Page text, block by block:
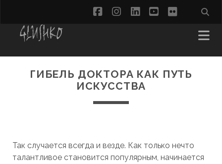
facebookinstagram
linkedin
youtube
flickr
ГИБЕЛЬ ДОКТОРА КАК ПУТЬ
ИСКУССТВА
Так случается всегда и везде. Как только нечто
талантливое становится популярным, начинается